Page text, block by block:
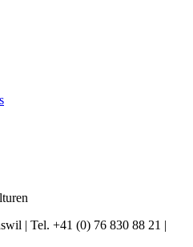
| Tel. +41 (0) 76 830 88 21 |